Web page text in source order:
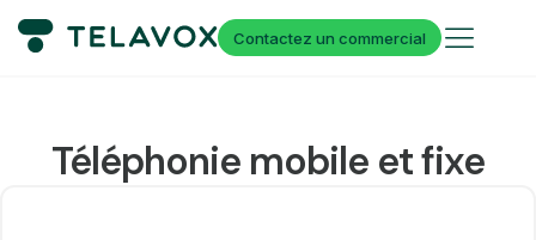
Contactez un commercial
Téléphonie mobile et fixe